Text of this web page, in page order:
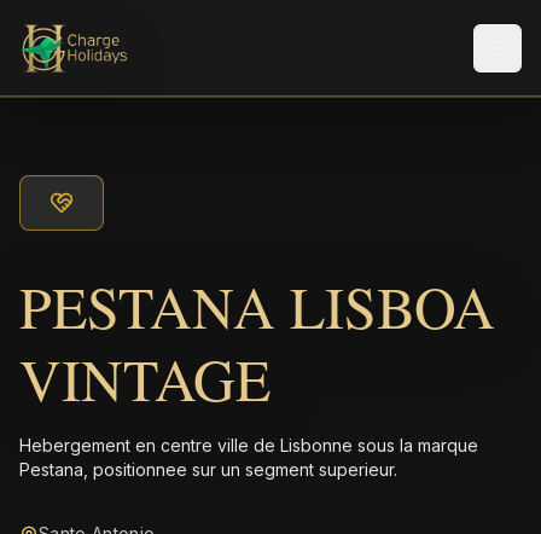
PESTANA LISBOA
VINTAGE
Hebergement en centre ville de Lisbonne sous la marque
Pestana, positionnee sur un segment superieur.